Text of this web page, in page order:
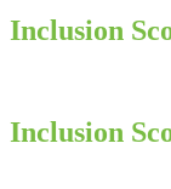
Inclusion
Inclusion